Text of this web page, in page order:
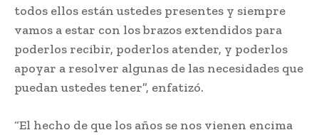
todos ellos están ustedes presentes y siempre
vamos a estar con los brazos extendidos para
poderlos recibir, poderlos atender, y poderlos
apoyar a resolver algunas de las necesidades que
puedan ustedes tener”, enfatizó.
“El hecho de que los años se nos vienen encima